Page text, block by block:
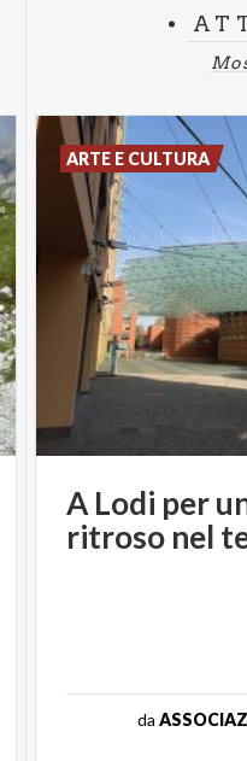
A Lodi per
ritroso nel
da
ARTE E CULTURA